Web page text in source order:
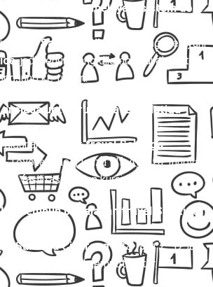
Cikarang melayani sistem door
travel Salatiga Cikarang
yang melayani
, jadi penumpang dijemput di alamat
ke tujuan.
armada untuk rute travel Salatiga
digunakan untuktravel Salatiga
Toyota Hiace, Isuzu Elf, Avanza, Innova,
fasilitas AC dan kursi reclining.
tempuh perjalanan travel Salatiga
Salatiga Cikarangrata-rata 7–12 jam,
lintas dan titik jemput-antar.